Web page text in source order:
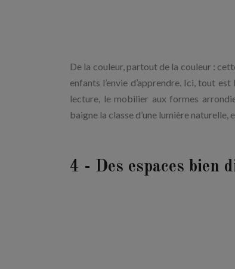
De la couleur, partout de la couleur :
enfants l’envie d’apprendre. Ici, tout
lecture, le mobilier aux formes
baigne la classe d’une lumière
4 - Des espaces bien